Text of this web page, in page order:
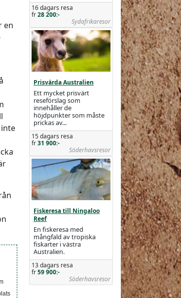
en
16 dagars resa
fr28 200:-
Sydafrikaresor
Prisvärda Australien
Ett mycket prisvärt
reseförslag som
innehåller de
höjdpunkter som måste
prickas av...
15 dagars resa
fr31 900:-
Söderhavsresor
Fiskeresa till Ningaloo
Reef
En fiskeresa med
mångfald av tropiska
fiskarter i västra
Australien.
13 dagars resa
fr59 900:-
Söderhavsresor